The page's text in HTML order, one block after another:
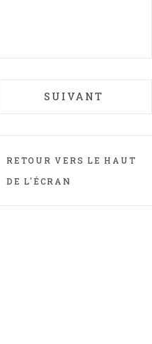
: LE DIAGNOSTIC DE
ARTICLE
SUIVANT
RETOUR VERS LE HAUT
DE L'ÉCRAN